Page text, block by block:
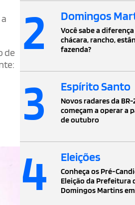
de
2 Domingos
Você sabe a
chácara, rancho,
fazenda?
3 Espírito Santo
Novos radares da BR-
começam a operar a
de outubro
4 Eleições
Conheça os Pré-
Eleição da Prefeitura
Domingos Martins